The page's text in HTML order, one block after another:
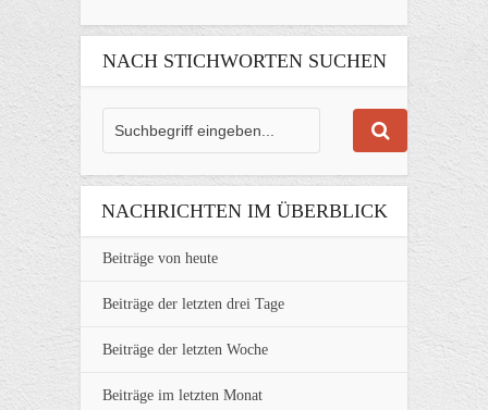
NACH STICHWORTEN SUCHEN
NACHRICHTEN IM ÜBERBLICK
Beiträge von heute
Beiträge der letzten drei Tage
Beiträge der letzten Woche
Beiträge im letzten Monat